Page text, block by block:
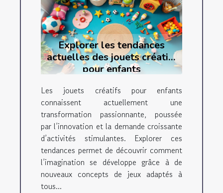
Explorer les tendances
actuelles des jouets créatifs
pour enfants
Les jouets créatifs pour enfants
connaissent actuellement une
transformation passionnante, poussée
par l’innovation et la demande croissante
d’activités stimulantes. Explorer ces
tendances permet de découvrir comment
l’imagination se développe grâce à de
nouveaux concepts de jeux adaptés à
tous...